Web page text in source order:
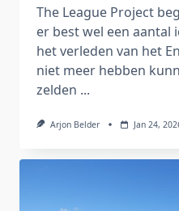
The League Project
er best wel een aantal
het verleden van het
niet meer hebben
zelden ...
Arjon Belder Jan 24,